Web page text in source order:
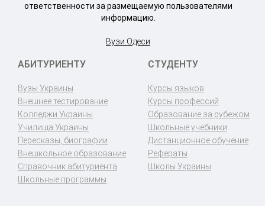
ответственности за размещаемую пользователями
информацию.
Вузи Одеси
АБИТУРИЕНТУ
Вузы Украины
Внешнее тестирование
Колледжи Украины
Училища Украины
Пересказы, биографии
Внешкольное образование
Справочник абитуриента
Школьные программы
СТУДЕНТУ
Курсы языков
Курсы профессий
Образование за рубежом
Школьные учебники
Дистанционное обучение
Рефераты
Школы Украины